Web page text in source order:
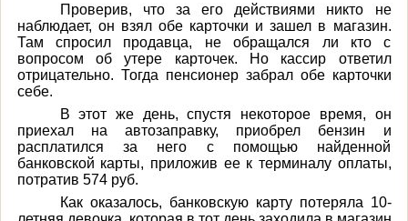
Проверив, что за его действиями никто не
наблюдает, он взял обе карточки и зашел в магазин.
Там спросил продавца, не обращался ли кто с
вопросом об утере карточек. Но кассир ответил
отрицательно. Тогда пенсионер забрал обе карточки
себе.
В этот же день, спустя некоторое время, он
приехал на автозаправку, приобрел бензин и
расплатился за него с помощью найденной
банковской карты, приложив ее к терминалу оплаты,
потратив 574 руб.
Как оказалось, банковскую карту потеряла 10-